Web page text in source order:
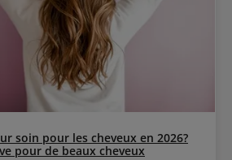
soin pour les cheveux en 2026?
pour de beaux cheveux